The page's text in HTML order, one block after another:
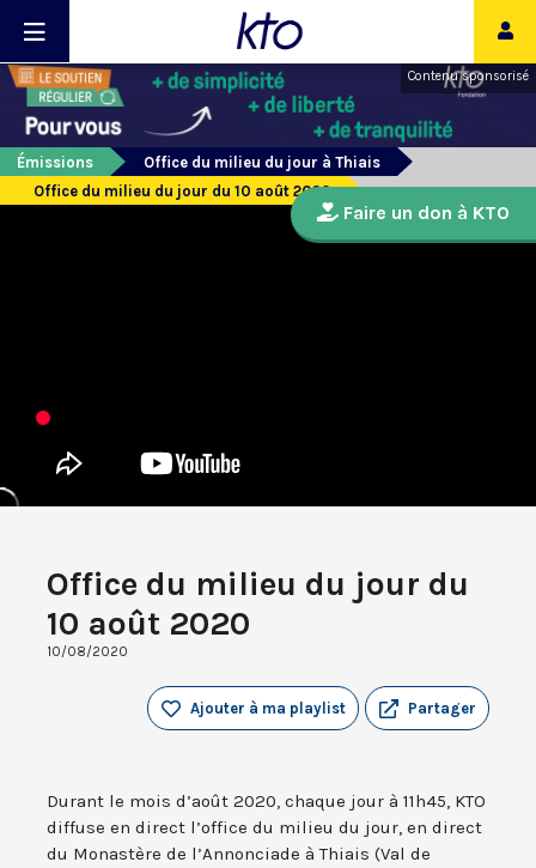
Contenu sponsorisé
Émissions
Office du milieu du jour à Thiais
Office du milieu du jour du 10 août 2020
Office du milieu du jour du
10 août 2020
10/08/2020
Partager
Ajouter à ma playlist
Durant le mois d’août 2020, chaque jour à 11h45, KTO
diffuse en direct l’office du milieu du jour, en direct
du Monastère de l’Annonciade à Thiais (Val de
Faire un don à KTO